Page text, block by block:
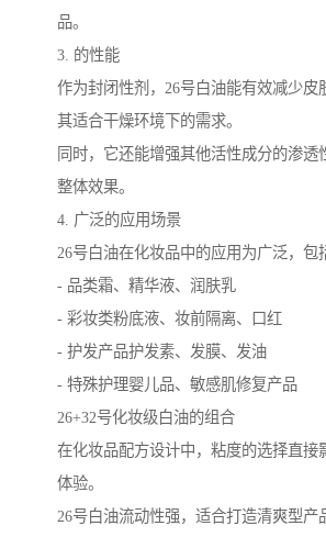
品。
3. 的性能
作为封闭性剂，26号白油能有效减少皮
其适合干燥环境下的需求。
同时，它还能增强其他活性成分的渗透
整体效果。
4. 广泛的应用场景
26号白油在化妆品中的应用为广泛，包
- 品类霜、精华液、润肤乳
- 彩妆类粉底液、妆前隔离、口红
- 护发产品护发素、发膜、发油
- 特殊护理婴儿品、敏感肌修复产品
26+32号化妆级白油的组合
在化妆品配方设计中，粘度的选择直接
体验。
26号白油流动性强，适合打造清爽型产